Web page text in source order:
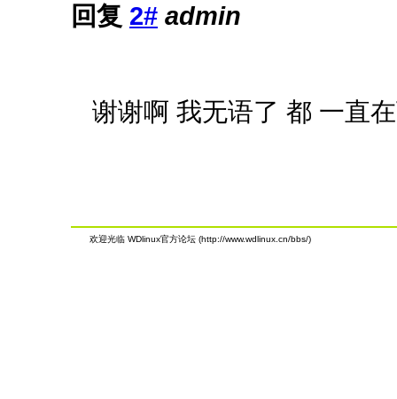
回复 2# admin
谢谢啊 我无语了 都 一直
欢迎光临 WDlinux官方论坛 (http://www.wdlinux.cn/bbs/)